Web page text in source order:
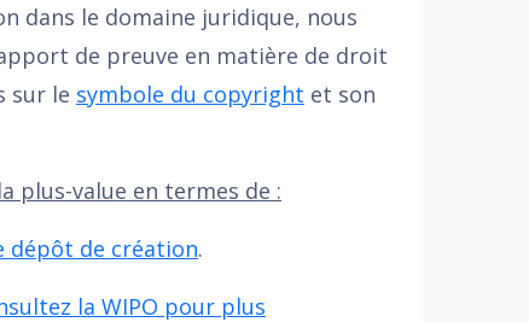
dans le domaine juridique, nous
de preuve en matière de droit
sur le symbole du copyright et son
plus-value en termes de :
dépôt de création.
la WIPO pour plus